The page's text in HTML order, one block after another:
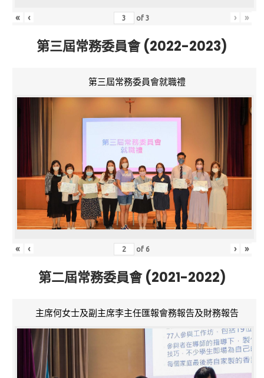
« ‹ of3 › »
第三屆常務委員會 (2022-2023)
第三屆常務委員會就職禮
« ‹ of 6 › »
第二屆常務委員會 (2021-2022)
主席何女士及副主席李主任匯報會務報告及財務報告